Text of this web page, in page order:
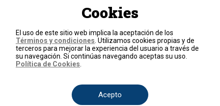
Un producto de RCN Televisión
Contáctenos
Teléfono+57 (601) 426 92 92
Términos y condiciones
Cookies
El uso de este sitio web implica la aceptación de los
Términos y condiciones . Utilizamos cookies propias y de
terceros para mejorar la experiencia del usuario a través de
su navegación. Si continúas navegando aceptas su uso.
Política de Cookies
Acepto